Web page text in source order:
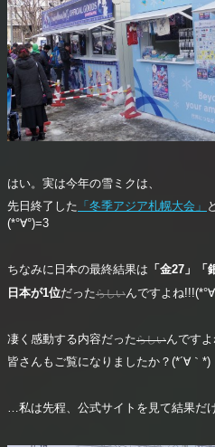
はい。実は今年の雪ミクは、
先日終了した 「冬季アジア札幌大会」
(*°∀°)=3
ちなみに日本の最終結果は 「金27」「
日本が1位だったらしいんですよね
凄く感動する内容だったらしいんです
皆さんもご覧になりましたか？(*´∀｀*)
…私は先程、公式サイトを見て結果だ